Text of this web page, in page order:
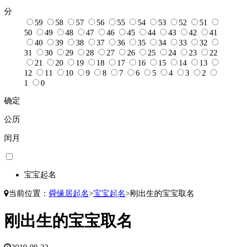
分
59
58 57 56 55 54 53 52
51
50
49 48 47 46 45 44 43 42
41
40
39 38 37 36 35 34 33
32
31
30 29 28 27 26 25 24 23
22
21
20 19 18 17 16 15 14
13
12
11 10 9 8 7 6 5 4 3
2
1
0
确定
公历
闰月
宝宝起名
当前位置： 舜缘居起名>宝宝起名>刚出生的宝宝取名
刚出生的宝宝取名